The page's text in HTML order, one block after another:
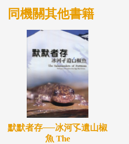
同機關其他書籍
默默者存──冰河孓遺山椒
魚 The